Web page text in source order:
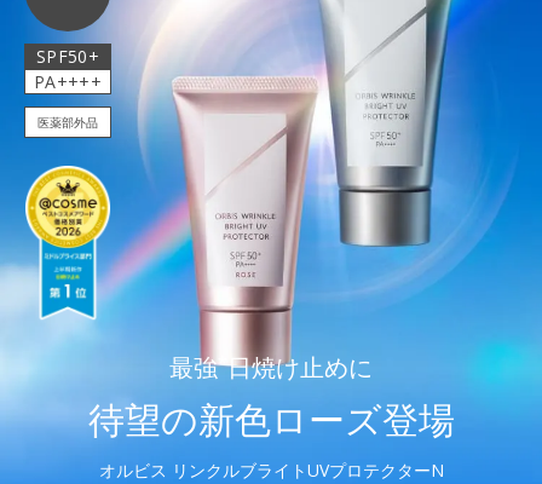
SPF50+
PA++++
医薬部外品
最強*日焼け止めに
待望の新色ローズ登場
オルビス リンクルブライトUVプロテクターN